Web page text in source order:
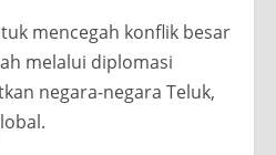
mencegah konflik besar
melalui diplomasi
negara-negara Teluk,